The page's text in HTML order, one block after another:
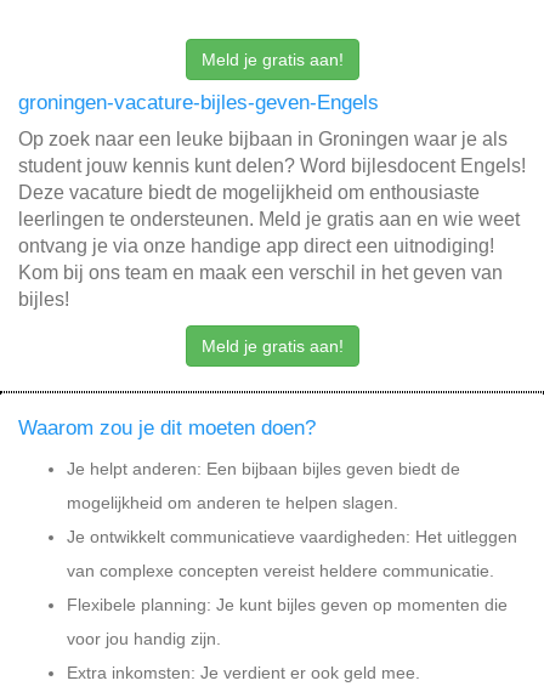
Meld je gratis aan!
groningen-vacature-bijles-geven-Engels
Op zoek naar een leuke bijbaan in Groningen waar je als
student jouw kennis kunt delen? Word bijlesdocent Engels!
Deze vacature biedt de mogelijkheid om enthousiaste
leerlingen te ondersteunen. Meld je gratis aan en wie weet
ontvang je via onze handige app direct een uitnodiging!
Kom bij ons team en maak een verschil in het geven van
bijles!
Meld je gratis aan!
Waarom zou je dit moeten doen?
Je helpt anderen: Een bijbaan bijles geven biedt de
mogelijkheid om anderen te helpen slagen.
Je ontwikkelt communicatieve vaardigheden: Het uitleggen
van complexe concepten vereist heldere communicatie.
Flexibele planning: Je kunt bijles geven op momenten die
voor jou handig zijn.
Extra inkomsten: Je verdient er ook geld mee.